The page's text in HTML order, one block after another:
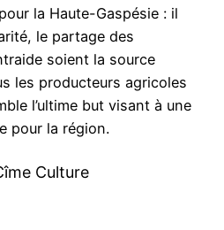
la Haute-Gaspésie : il
le partage des
soient la source
les producteurs agricoles
l’ultime but visant à une
pour la région.
Culture